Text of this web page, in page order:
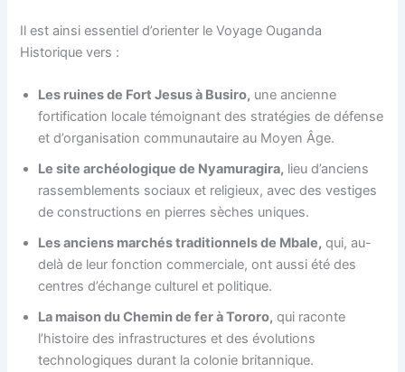
Il est ainsi essentiel d’orienter le Voyage Ouganda
Historique vers :
Les ruines de Fort Jesus à Busiro, une ancienne
fortification locale témoignant des stratégies de défense
et d’organisation communautaire au Moyen Âge.
Le site archéologique de Nyamuragira, lieu d’anciens
rassemblements sociaux et religieux, avec des vestiges
de constructions en pierres sèches uniques.
Les anciens marchés traditionnels de Mbale, qui, au-
delà de leur fonction commerciale, ont aussi été des
centres d’échange culturel et politique.
La maison du Chemin de fer à Tororo, qui raconte
l’histoire des infrastructures et des évolutions
technologiques durant la colonie britannique.